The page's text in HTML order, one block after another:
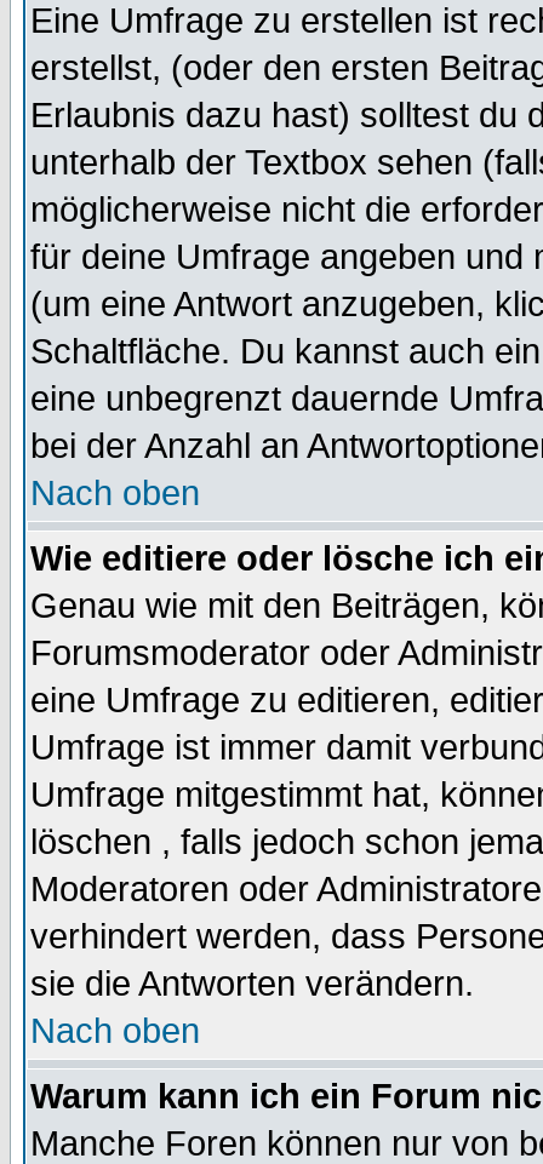
Eine Umfrage zu erstellen ist
erstellst, (oder den ersten
Erlaubnis dazu hast) solltest du
unterhalb der Textbox sehen
möglicherweise nicht die
für deine Umfrage angeben und
(um eine Antwort anzugeben,
Schaltfläche. Du kannst auch
eine unbegrenzt dauernde
bei der Anzahl an
Nach oben
Wie editiere oder lösche ich
Genau wie mit den Beiträgen,
Forumsmoderator oder
eine Umfrage zu editieren,
Umfrage ist immer damit
Umfrage mitgestimmt hat,
löschen , falls jedoch schon
Moderatoren oder
verhindert werden, dass
sie die Antworten verändern.
Nach oben
Warum kann ich ein Forum
Manche Foren können nur von